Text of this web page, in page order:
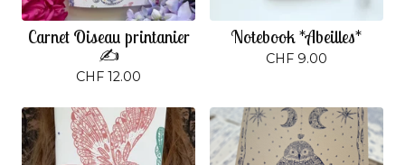
Carnet Oiseau printanier
✍️
CHF 12.00
Notebook *Abeilles*
CHF 9.00